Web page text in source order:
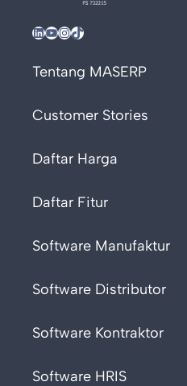
LinkedIn YouTube InstagramTikTok
Tentang MASERP
Customer Stories
Daftar Harga
Daftar Fitur
Software Manufaktur
Software Distributor
Software Kontraktor
Software HRIS